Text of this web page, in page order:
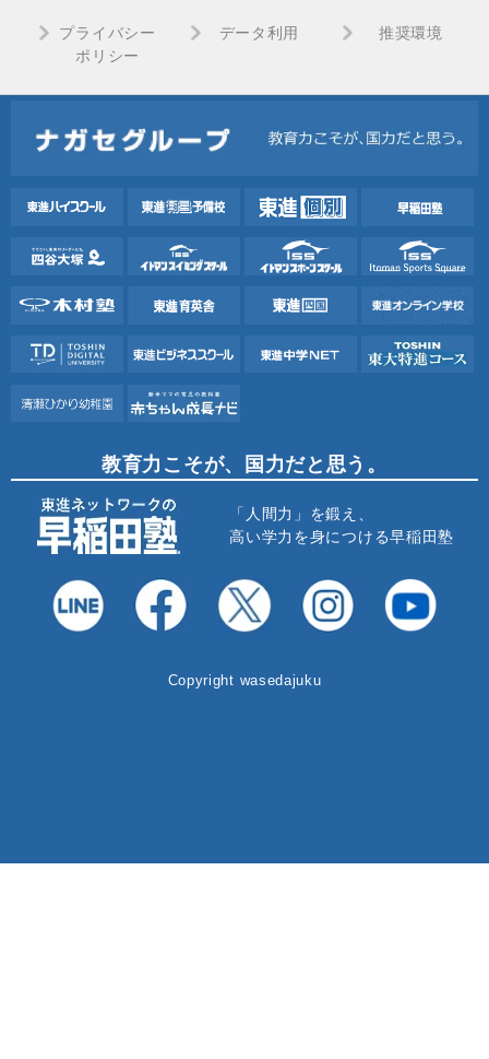
プライバシー
ポリシー
データ利用 推奨環境
教育力こそが、国力だと思う。
「人間力」を鍛え、
高い学力を身につける早稲田塾
Copyright wasedajuku